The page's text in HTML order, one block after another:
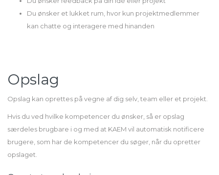
Du ønsker et lukket rum, hvor kun projektmedlemmer
kan chatte og interagere med hinanden
Opslag
Opslag kan oprettes på vegne af dig selv, team eller et projekt.
Hvis du ved hvilke kompetencer du ønsker, så er opslag
særdeles brugbare i og med at KAEM vil automatisk notificere
brugere, som har de kompetencer du søger, når du opretter
opslaget.